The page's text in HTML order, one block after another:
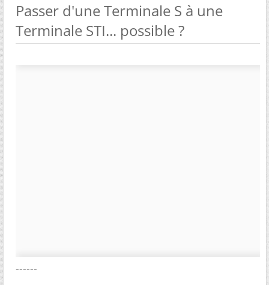
Passer d'une Terminale S à une
Terminale STI... possible ?
------